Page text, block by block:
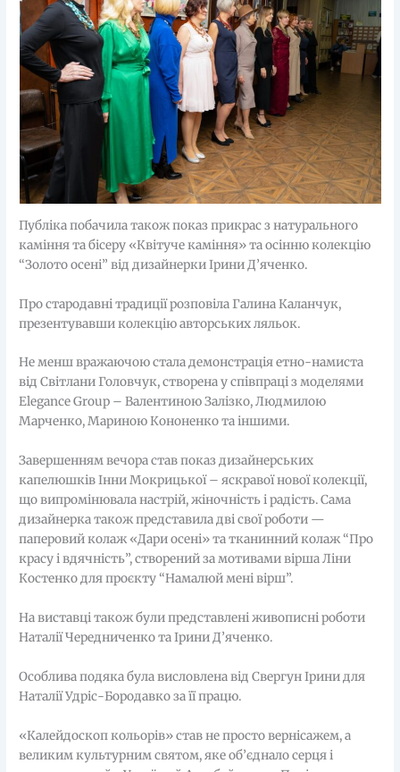
Публіка побачила також показ прикрас з натурального
каміння та бісеру «Квітуче каміння» та осінню колекцію
“Золото осені” від дизайнерки Ірини Д’яченко.
Про стародавні традиції розповіла Галина Каланчук,
презентувавши колекцію авторських ляльок.
Не менш вражаючою стала демонстрація етно-намиста
від Світлани Головчук, створена у співпраці з моделями
Elegance Group – Валентиною Залізко, Людмилою
Марченко, Мариною Кононенко та іншими.
Завершенням вечора став показ дизайнерських
капелюшків Інни Мокрицької – яскравої нової колекції,
що випромінювала настрій, жіночність і радість. Сама
дизайнерка також представила дві свої роботи —
паперовий колаж «Дари осені» та тканинний колаж “Про
красу і вдячність”, створений за мотивами вірша Ліни
Костенко для проєкту “Намалюй мені вірш”.
На виставці також були представлені живописні роботи
Наталії Чередниченко та Ірини Д’яченко.
Особлива подяка була висловлена від Свергун Ірини для
Наталії Удріс-Бородавко за її працю.
«Калейдоскоп кольорів» став не просто вернісажем, а
великим культурним святом, яке об’єднало серця і